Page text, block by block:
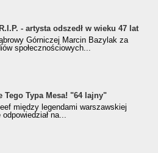
- artysta odszedł w wieku 47 lat
Górniczej Marcin Bazylak za
społecznościowych...
Tego Typa Mesa! "64 lajny"
między legendami warszawskiej
na...